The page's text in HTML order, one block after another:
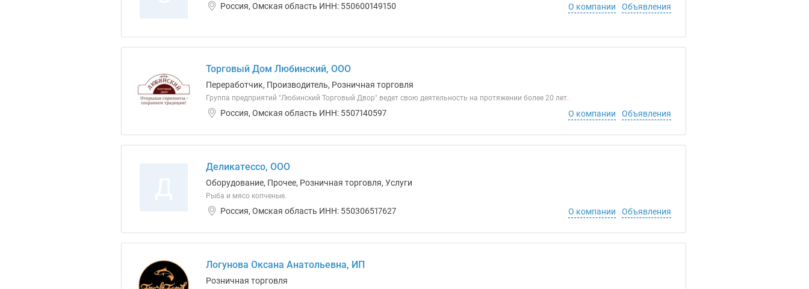
Россия, Омская область ИНН: 550600149150
О компании Объявления
Торговый Дом Любинский, ООО
Переработчик, Производитель, Розничная торговля
Группа предприятий "Любинский Торговый Двор" ведет свою деятельность на протяжении более 20 лет.
Россия, Омская область ИНН: 5507140597 О компании Объявления
Деликатессо, ООО
Оборудование, Прочее, Розничная торговля, Услуги
Рыба и мясо копченые.
Россия, Омская область ИНН: 550306517627 О компании Объявления
Логунова Оксана Анатольевна, ИП
Розничная торговля